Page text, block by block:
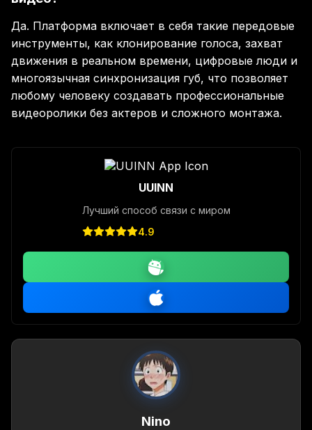
Да. Платформа включает в себя такие передовые
инструменты, как клонирование голоса, захват
движения в реальном времени, цифровые люди и
многоязычная синхронизация губ, что позволяет
любому человеку создавать профессиональные
видеоролики без актеров и сложного монтажа.
UUINN
Лучший способ связи с миром
4.9
Nino